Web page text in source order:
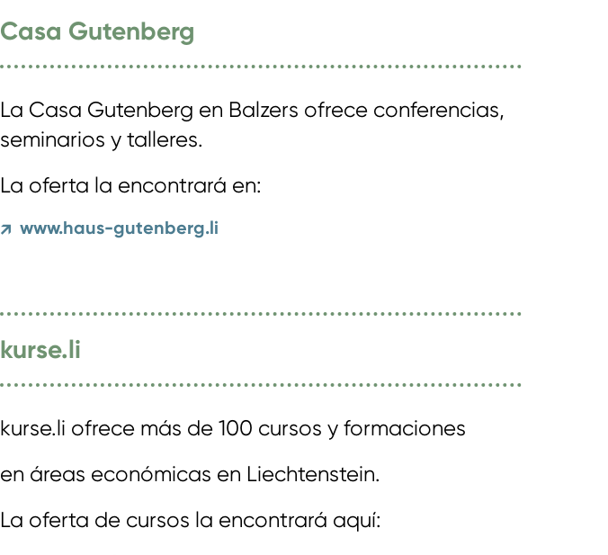
Casa Gutenberg
La Casa Gutenberg en Balzers ofrece conferencias,
seminarios y talleres.
La oferta la encontrará en:
↗ www.haus-gutenberg.li
kurse.li
kurse.li ofrece más de 100 cursos y formaciones
en áreas económicas en Liechtenstein.
La oferta de cursos la encontrará aquí: